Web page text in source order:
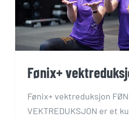
Fønix+
Fønix+ vektreduksjon
VEKTREDUKSJON er et